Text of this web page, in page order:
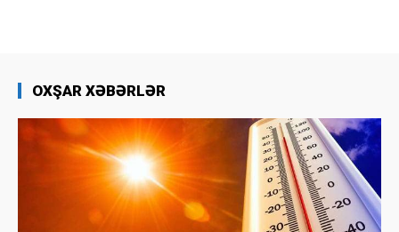
OXŞAR XƏBƏRLƏR